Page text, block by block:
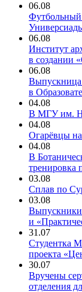
06.08
Футбольный
06.08
Институт
в создании
06.08
в
04.08
В МГУ им. Н.
04.08
Огарёвцы
04.08
В
тренировка
03.08
Сплав по
03.08
Выпускники
и
31.07
Студентка
проекта
30.07
Вручены
отделения